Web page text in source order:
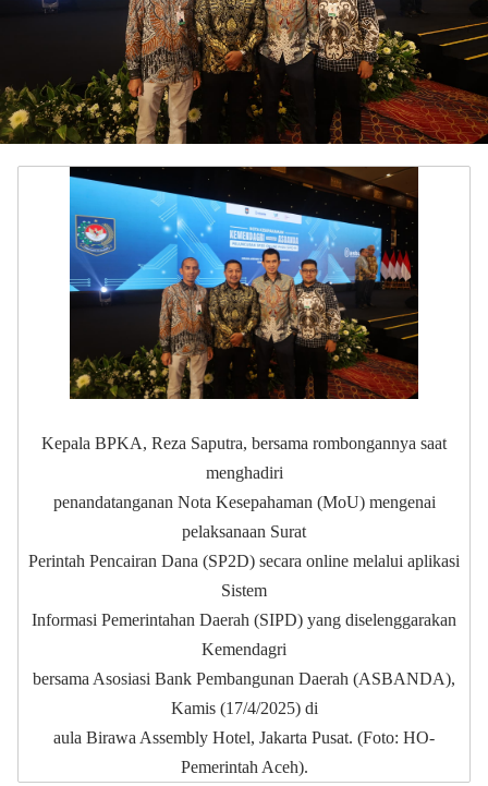
Kepala BPKA, Reza Saputra, bersama rombongannya saat
menghadiri
penandatanganan Nota Kesepahaman (MoU) mengenai
pelaksanaan Surat
Perintah Pencairan Dana (SP2D) secara online melalui aplikasi
Sistem
Informasi Pemerintahan Daerah (SIPD) yang diselenggarakan
Kemendagri
bersama Asosiasi Bank Pembangunan Daerah (ASBANDA),
Kamis (17/4/2025) di
aula Birawa Assembly Hotel, Jakarta Pusat. (Foto: HO-
Pemerintah Aceh).